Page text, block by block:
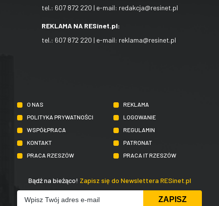
tel.: 607 872 220 | e-mail: redakcja@resinet.pl
REKLAMA NA RESinet.pl:
tel.: 607 872 220 | e-mail: reklama@resinet.pl
O NAS
REKLAMA
POLITYKA PRYWATNOŚCI
LOGOWANIE
WSPÓŁPRACA
REGULAMIN
KONTAKT
PATRONAT
PRACA RZESZÓW
PRACA IT RZESZÓW
Bądź na bieżąco! Zapisz się do Newslettera RESinet.pl